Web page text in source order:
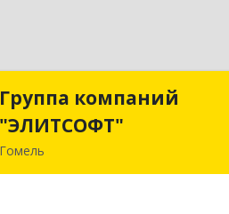
Группа компаний
"ЭЛИТСОФТ"
Гомель
Группа